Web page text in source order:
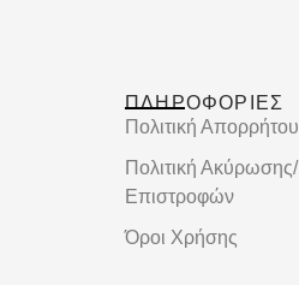
ΠΛΗΡΟΦΟΡΙΕΣ
Πολιτική Απορρήτου
Πολιτική Ακύρωσης/
Επιστροφών
Όροι Χρήσης